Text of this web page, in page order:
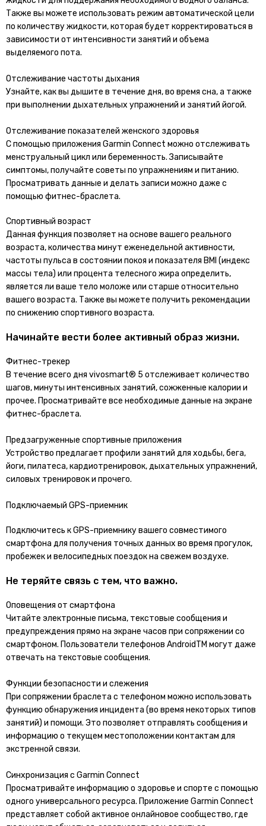
Также вы можете использовать режим автоматической цели
по количеству жидкости, которая будет корректироваться в
зависимости от интенсивности занятий и объема
выделяемого пота.
Отслеживание частоты дыхания
Узнайте, как вы дышите в течение дня, во время сна, а также
при выполнении дыхательных упражнений и занятий йогой.
Отслеживание показателей женского здоровья
С помощью приложения Garmin Connect можно отслеживать
менструальный цикл или беременность. Записывайте
симптомы, получайте советы по упражнениям и питанию.
Просматривать данные и делать записи можно даже с
помощью фитнес-браслета.
Спортивный возраст
Данная функция позволяет на основе вашего реального
возраста, количества минут еженедельной активности,
частоты пульса в состоянии покоя и показателя BMI (индекс
массы тела) или процента телесного жира определить,
является ли ваше тело моложе или старше относительно
вашего возраста. Также вы можете получить рекомендации
по снижению спортивного возраста.
Начинайте вести более активный образ жизни.
Фитнес-трекер
В течение всего дня vivosmart® 5 отслеживает количество
шагов, минуты интенсивных занятий, сожженные калории и
прочее. Просматривайте все необходимые данные на экране
фитнес-браслета.
Предзагруженные спортивные приложения
Устройство предлагает профили занятий для ходьбы, бега,
йоги, пилатеса, кардиотренировок, дыхательных упражнений,
силовых тренировок и прочего.
Подключаемый GPS-приемник
Подключитесь к GPS-приемнику вашего совместимого
смартфона для получения точных данных во время прогулок,
пробежек и велосипедных поездок на свежем воздухе.
Не теряйте связь с тем, что важно.
Оповещения от смартфона
Читайте электронные письма, текстовые сообщения и
предупреждения прямо на экране часов при сопряжении со
смартфоном. Пользователи телефонов AndroidTM могут даже
отвечать на текстовые сообщения.
Функции безопасности и слежения
При сопряжении браслета с телефоном можно использовать
функцию обнаружения инцидента (во время некоторых типов
занятий) и помощи. Это позволяет отправлять сообщения и
информацию о текущем местоположении контактам для
экстренной связи.
Синхронизация с Garmin Connect
Просматривайте информацию о здоровье и спорте с помощью
одного универсального ресурса. Приложение Garmin Connect
представляет собой активное онлайновое сообщество, где